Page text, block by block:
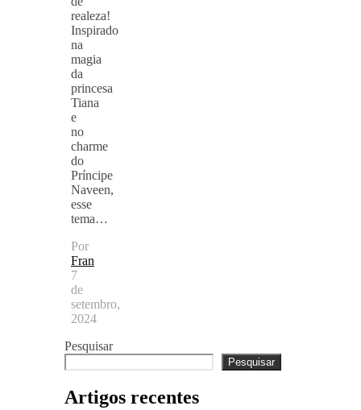
realeza!
Inspirado
na
magia
da
princesa
Tiana
e
no
charme
do
Príncipe
Naveen,
esse
tema…
Por
Fran
7
de
setembro,
2024
Pesquisar
Pesquisar
Artigos recentes